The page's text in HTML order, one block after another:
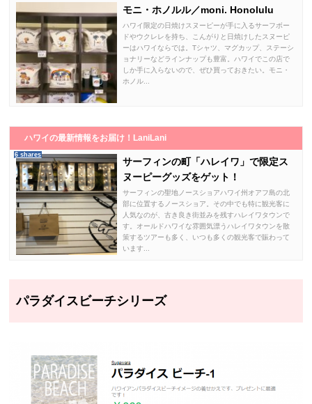
モニ・ホノルル／moni. Honolulu
ハワイ限定の日焼けスヌーピーが手に入るサーフボー
ドやウクレレを持ち、こんがりと日焼けしたスヌーピ
ーはハワイならでは。Tシャツ、マグカップ、ステーシ
ョナリーなどラインナップも豊富。ハワイでこの店で
しか手に入らないので、ぜひ買っておきたい。モニ・
ホノル...
ハワイの最新情報をお届け！LaniLani
6 shares
サーフィンの町「ハレイワ」で限定ス
ヌーピーグッズをゲット！
サーフィンの聖地ノースショアハワイ州オアフ島の北
部に位置するノースショア。その中でも特に観光客に
人気なのが、古き良き街並みを残すハレイワタウンで
す。オールドハワイな雰囲気漂うハレイワタウンを散
策するツアーも多く、いつも多くの観光客で賑わって
います...
パラダイスビーチシリーズ